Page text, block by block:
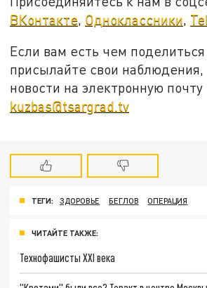
ВКонтакте, Одноклассники,
Если вам есть чем
присылайте свои наблюдения,
новости на электронную почту
kuzbas@tsargrad.tv
ТЕГИ: ЗДОРОВЬЕ БЕГЛОВ ОПЕРАЦИЯ
ЧИТАЙТЕ ТАКЖЕ:
Технофашисты XXI века